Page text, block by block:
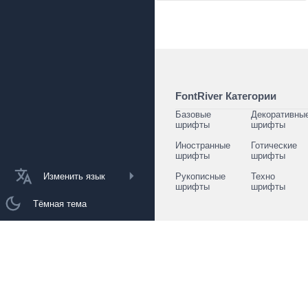
Изменить язык
Тёмная тема
FontRiver Категории
Базовые
шрифты
шрифты
Иностранные
шрифты
Готические
шрифты
Рукописные
шрифты
Техно
шрифты